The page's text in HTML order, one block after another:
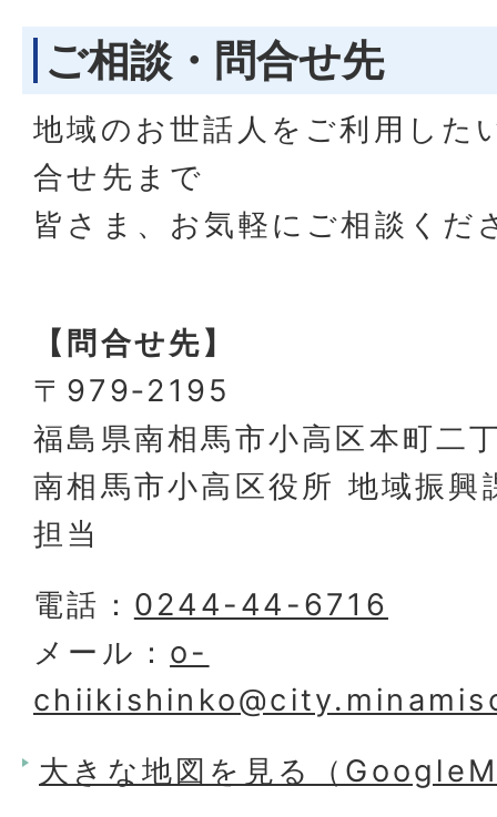
ご相談・問合せ先
地域のお世話人をご利用した
合せ先まで
皆さま、お気軽にご相談くだ
【問合せ先】
〒979‐2195
福島県南相馬市小高区本町二
南相馬市小高区役所 地域振
担当
電話： 0244-44-6716
メール： o-
大きな地図を見る（